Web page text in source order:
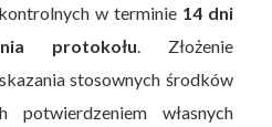
w terminie 14 dni
protokołu . Złożenie
stosownych środków
potwierdzeniem własnych